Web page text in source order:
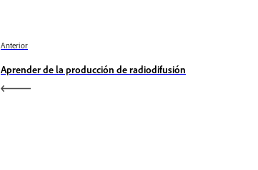
Anterior
Aprender de la producción de radiodifusión